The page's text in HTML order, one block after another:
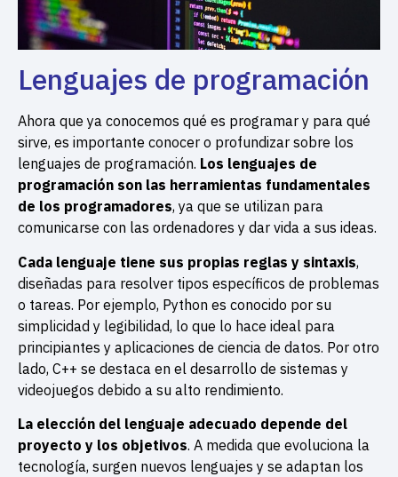
Lenguajes de programación
Ahora que ya conocemos qué es programar y para qué
sirve, es importante conocer o profundizar sobre los
lenguajes de programación. Los lenguajes de
programación son las herramientas fundamentales
de los programadores, ya que se utilizan para
comunicarse con las ordenadores y dar vida a sus ideas.
Cada lenguaje tiene sus propias reglas y sintaxis,
diseñadas para resolver tipos específicos de problemas
o tareas. Por ejemplo, Python es conocido por su
simplicidad y legibilidad, lo que lo hace ideal para
principiantes y aplicaciones de ciencia de datos. Por otro
lado, C++ se destaca en el desarrollo de sistemas y
videojuegos debido a su alto rendimiento.
La elección del lenguaje adecuado depende del
proyecto y los objetivos. A medida que evoluciona la
tecnología, surgen nuevos lenguajes y se adaptan los